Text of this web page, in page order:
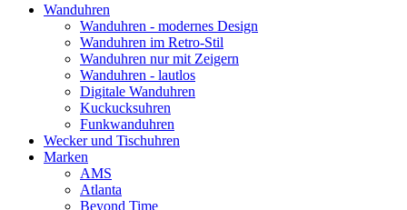
Wanduhren
Wanduhren - modernes Design
Wanduhren im Retro-Stil
Wanduhren nur mit Zeigern
Wanduhren - lautlos
Digitale Wanduhren
Kuckucksuhren
Funkwanduhren
Wecker und Tischuhren
Marken
AMS
Atlanta
Beyond Time